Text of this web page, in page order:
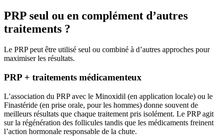
PRP seul ou en complément d’autres
traitements ?
Le PRP peut être utilisé seul ou combiné à d’autres approches pour
maximiser les résultats.
PRP + traitements médicamenteux
L’association du PRP avec le Minoxidil (en application locale) ou le
Finastéride (en prise orale, pour les hommes) donne souvent de
meilleurs résultats que chaque traitement pris isolément. Le PRP agit
sur la régénération des follicules tandis que les médicaments freinent
l’action hormonale responsable de la chute.